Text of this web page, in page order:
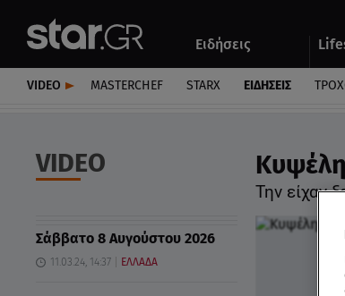
Ειδήσεις
Αυτοκίνητο
VIDEO MASTERCHEF STARX ΕΙΔΉΣΕΙΣ
VIDEO
Την είχαν
Σάββατο 8 Αυγούστου 2026
11.03.24, 14:37 ΕΛΛΑΔΑ